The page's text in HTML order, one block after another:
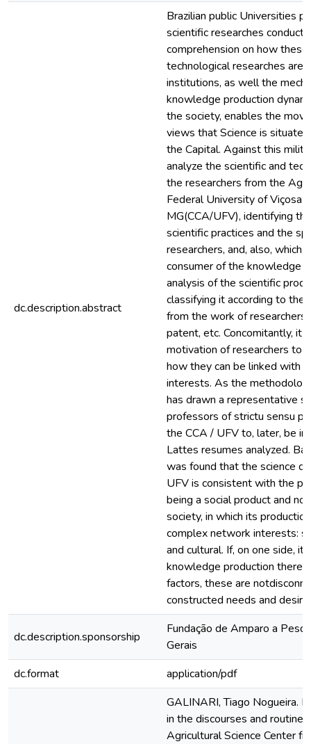
dc.description.abstract
Brazilian public Universities
scientific researches
comprehension on how
technological researches are
institutions, as well the
knowledge production
the society, enables the
views that Science is
the Capital. Against this
analyze the scientific and
the researchers from the
Federal University of Viçosa
MG(CCA/UFV), identifying
scientific practices and the
researchers, and, also, which
consumer of the knowledge
analysis of the scientific
classifying it according to
from the work of
patent, etc. Concomitantly, it
motivation of researchers to
how they can be linked with
interests. As the
has drawn a representative
professors of strictu sensu
the CCA / UFV to, later, be
Lattes resumes analyzed.
was found that the science
UFV is consistent with the
being a social product and
society, in which its
complex network interests:
and cultural. If, on one side, it
knowledge production there
factors, these are
constructed needs and
dc.description.sponsorship
Fundação de Amparo a
Gerais
dc.format
application/pdf
GALINARI, Tiago Nogueira.
in the discourses and
Agricultural Science Center